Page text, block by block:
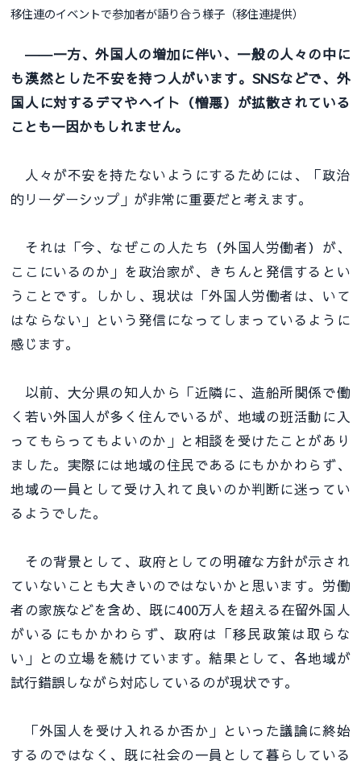
移住連のイベントで参加者が語り合う様子（移住連提供）
――一方、外国人の増加に伴い、一般の人々の中に
も漠然とした不安を持つ人がいます。SNSなどで、外
国人に対するデマやヘイト（憎悪）が拡散されている
ことも一因かもしれません。
人々が不安を持たないようにするためには、「政治
的リーダーシップ」が非常に重要だと考えます。
それは「今、なぜこの人たち（外国人労働者）が、
ここにいるのか」を政治家が、きちんと発信するとい
うことです。しかし、現状は「外国人労働者は、いて
はならない」という発信になってしまっているように
感じます。
以前、大分県の知人から「近隣に、造船所関係で働
く若い外国人が多く住んでいるが、地域の班活動に入
ってもらってもよいのか」と相談を受けたことがあり
ました。実際には地域の住民であるにもかかわらず、
地域の一員として受け入れて良いのか判断に迷ってい
るようでした。
その背景として、政府としての明確な方針が示され
ていないことも大きいのではないかと思います。労働
者の家族などを含め、既に400万人を超える在留外国人
がいるにもかかわらず、政府は「移民政策は取らな
い」との立場を続けています。結果として、各地域が
試行錯誤しながら対応しているのが現状です。
「外国人を受け入れるか否か」といった議論に終始
するのではなく、既に社会の一員として暮らしている